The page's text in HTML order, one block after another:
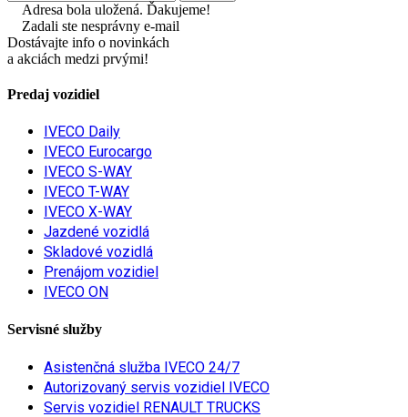
Adresa bola uložená. Ďakujeme!
Zadali ste nesprávny e-mail
Dostávajte info o novinkách
a akciách medzi prvými!
Predaj vozidiel
IVECO Daily
IVECO Eurocargo
IVECO S-WAY
IVECO T-WAY
IVECO X-WAY
Jazdené vozidlá
Skladové vozidlá
Prenájom vozidiel
IVECO ON
Servisné služby
Asistenčná služba IVECO 24/7
Autorizovaný servis vozidiel IVECO
Servis vozidiel RENAULT TRUCKS